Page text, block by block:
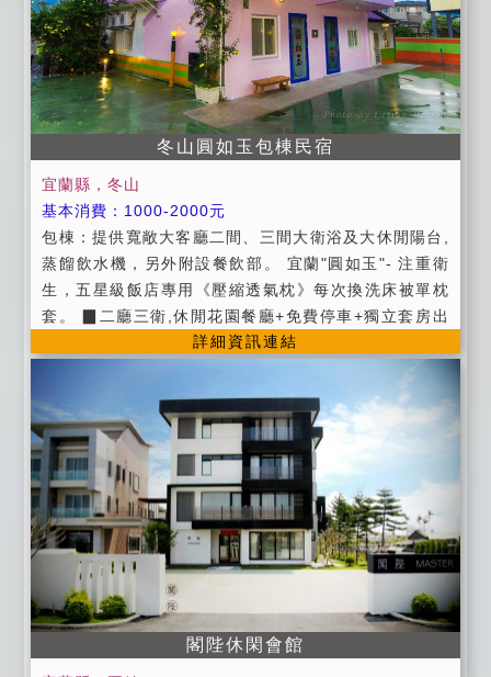
抽煙.房內都有提供紙杯.塑膠杯當煙灰缸使用。
冬山圓如玉包棟民宿
宜蘭縣，冬山
基本消費：1000-2000元
包棟：提供寬敞大客廳二間、三間大衛浴及大休閒陽台,
蒸餾飲水機，另外附設餐飲部。 宜蘭"圓如玉"- 注重衛
生，五星級飯店專用《壓縮透氣枕》每次換洗床被單枕
套。 ▉二廳三衛,休閒花園餐廳+免費停車+獨立套房出
入自由+魚池觀景平台區+生態蓮花池及烤肉區 ▉有免費
wiFi ▉平日：週日~週四 ▉假日：週五、週六及連續假
日 ▉原價：農曆春節假期 ▉包棟：假日加床1人600, 平
日加床1人500元 ▉訂房規則 ●進房時間為下午3點半以
後 ●退房時間為上午11點以前。 ●訂房時間：9：00~2
2：00 ▉住宿當日客房保留到晚上9點，如果會晚到請事
先通知我們，我們會為您保留房間。 ▉屋內全面禁煙、
並嚴禁使用瓦斯器具，以免發生危險敬請房客務必配
合。
詳細資訊連結
閣陛休閑會館